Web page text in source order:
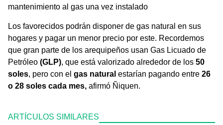
ARTÍCULOS SIMILARES
mantenimiento al gas una vez instalado
Los favorecidos podrán disponer de gas natural en sus
hogares y pagar un menor precio por este. Recordemos
que gran parte de los arequipeños usan Gas Licuado de
Petróleo (GLP), que está valorizado alrededor de los 50
soles, pero con el gas natural estarían pagando entre 26
o 28 soles cada mes, afirmó Ñiquen.